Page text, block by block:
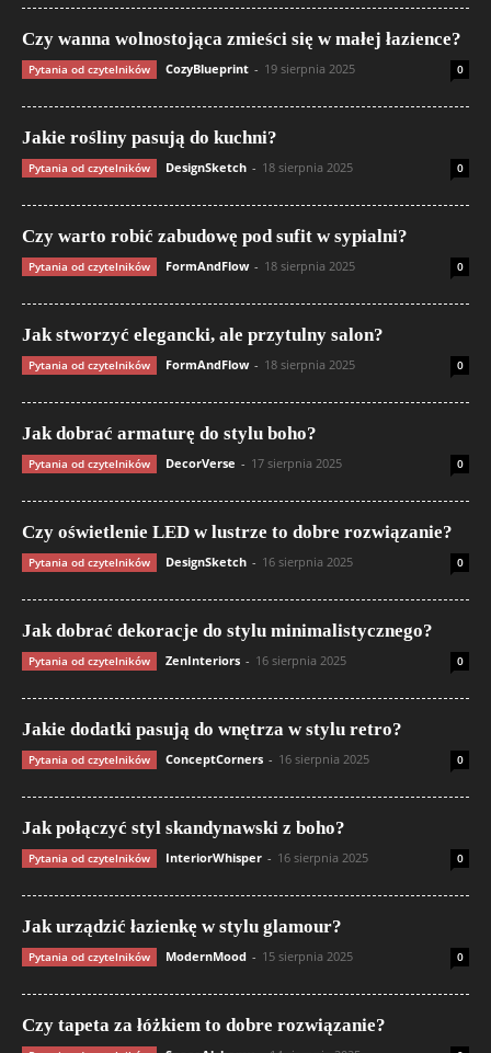
Czy wanna wolnostojąca zmieści się w małej łazience?
Pytania od czytelników CozyBlueprint - 19 sierpnia 2025 0
Jakie rośliny pasują do kuchni?
Pytania od czytelników DesignSketch - 18 sierpnia 2025 0
Czy warto robić zabudowę pod sufit w sypialni?
Pytania od czytelników FormAndFlow - 18 sierpnia 2025 0
Jak stworzyć elegancki, ale przytulny salon?
Pytania od czytelników FormAndFlow - 18 sierpnia 2025 0
Jak dobrać armaturę do stylu boho?
Pytania od czytelników DecorVerse - 17 sierpnia 2025 0
Czy oświetlenie LED w lustrze to dobre rozwiązanie?
Pytania od czytelników DesignSketch - 16 sierpnia 2025 0
Jak dobrać dekoracje do stylu minimalistycznego?
Pytania od czytelników ZenInteriors - 16 sierpnia 2025 0
Jakie dodatki pasują do wnętrza w stylu retro?
Pytania od czytelników ConceptCorners - 16 sierpnia 2025 0
Jak połączyć styl skandynawski z boho?
Pytania od czytelników InteriorWhisper - 16 sierpnia 2025 0
Jak urządzić łazienkę w stylu glamour?
Pytania od czytelników ModernMood - 15 sierpnia 2025 0
Czy tapeta za łóżkiem to dobre rozwiązanie?